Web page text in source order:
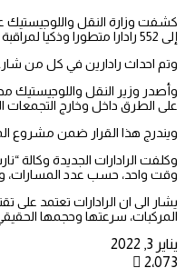
كشفت وزارة النقل واللوجيستيك
إلى 552 رادارا متطورا وذكيا لمراقبة السرعة ورصد مخالفات السير.
وتم احداث رادارين في كل من شارع عمر
على الطرق داخل وخارج التجمعات
ويندرج هذا القرار ضمن مشروع المعدات
وقت واحد، حسب عدد المسارات، ومن الممكن أن ترصد 4 سيارات في 4 مسارات مختلفة،
المركبات، سرعتها وحجمها
يناير 3, 2022
2٬073